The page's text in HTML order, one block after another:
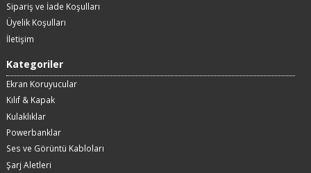
Sipariş ve İade Koşulları
Üyelik Koşulları
İletişim
Kategoriler
Ekran Koruyucular
Kılıf & Kapak
Kulaklıklar
Powerbanklar
Ses ve Görüntü Kabloları
Şarj Aletleri